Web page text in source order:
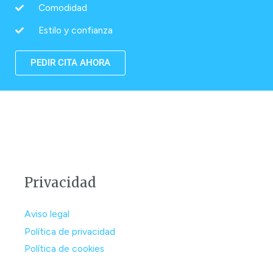
Comodidad
Estilo y confianza
PEDIR CITA AHORA
Privacidad
Aviso legal
Política de privacidad
Política de cookies